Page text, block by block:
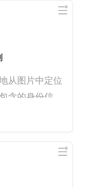
从图片中定位
含的身份信